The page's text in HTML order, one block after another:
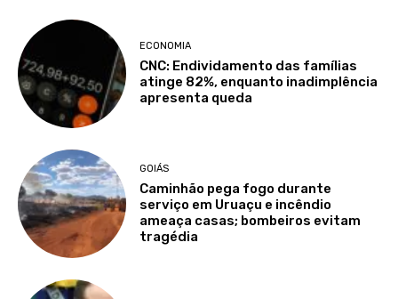
ECONOMIA
CNC: Endividamento das famílias
atinge 82%, enquanto inadimplência
apresenta queda
GOIÁS
Caminhão pega fogo durante
serviço em Uruaçu e incêndio
ameaça casas; bombeiros evitam
tragédia